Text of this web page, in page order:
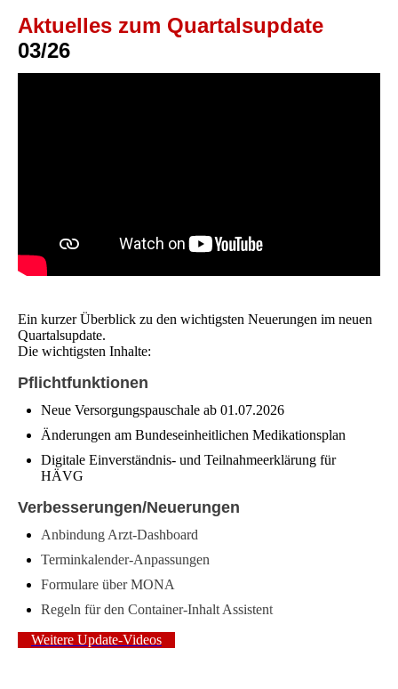
Aktuelles zum Quartalsupdate
03/26
Ein kurzer Überblick zu den wichtigsten Neuerungen im neuen
Quartalsupdate.
Die wichtigsten Inhalte:
Pflichtfunktionen
Neue Versorgungspauschale ab 01.07.2026
Änderungen am Bundeseinheitlichen Medikationsplan
Digitale Einverständnis- und Teilnahmeerklärung für
HÄVG
Verbesserungen/Neuerungen
Anbindung Arzt-Dashboard
Terminkalender-Anpassungen
Formulare über MONA
Regeln für den Container-Inhalt Assistent
Weitere Update-Videos